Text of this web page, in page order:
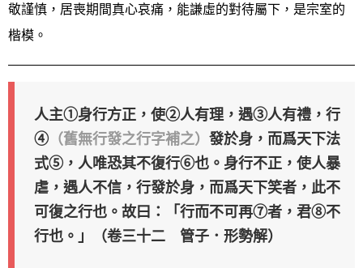
敬謹慎，居喪期間真心哀痛，能謙虛的對待屬下，是宗室的
楷模。
人主①身行方正，使②人有理，遇③人有禮，行
④ （舊無行發之行字補之） 發於身，而爲天下法
式⑤，人唯恐其不復行⑥也。身行不正，使人暴
虐，遇人不信，行發於身，而爲天下笑者，此不
可復之行也。故曰：「行而不可再⑦者，君⑧不
行也。」（卷三十二 管子．形勢解）